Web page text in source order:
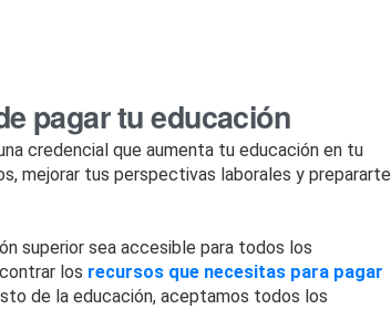
pagar tu educación
credencial que aumenta tu educación en tu
mejorar tus perspectivas laborales y prepararte
superior sea accesible para todos los
los recursos que necesitas para pagar
de la educación, aceptamos todos los